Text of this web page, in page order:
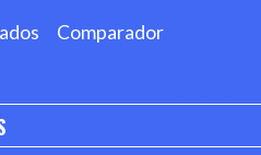
Comparador